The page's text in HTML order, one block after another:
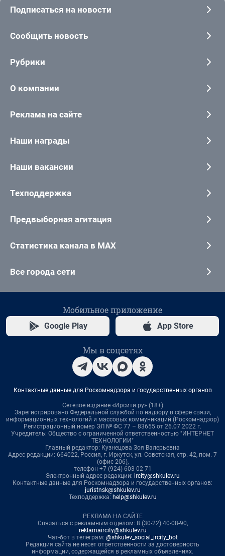
Подписаться на новости
Сообщить новость
Рубрики
О компании
Реклама на сайте
Наши награды
Наши вакансии
Техподдержка
Предвыборная агитация
Статистика канала в MAX
Все города сети
Мобильное приложение
Google Play App Store
Мы в соцсетях
Контактные данные для Роскомнадзора и государственных органов
Сетевое издание «Ирсити.ру» (18+)
Зарегистрировано Федеральной службой по надзору в сфере связи,
информационных технологий и массовых коммуникаций (Роскомнадзор)
Регистрационный номер ЭЛ № ФС 77 – 83655 от 26.07.2022 г.
Учредитель: Общество с ограниченной ответственностью "ИНТЕРНЕТ
ТЕХНОЛОГИИ"
Главный редактор: Кузнецова Зоя Валерьевна
Адрес редакции: 664022, Россия, г. Иркутск, ул. Советская, стр. 42, пом. 7
(офис 206),
телефон +7 (924) 603 02 71
Электронный адрес редакции: ircity@shkulev.ru
Контактные данные для Роскомнадзора и государственных органов:
juristnsk@shkulev.ru
Техподдержка: help@shkulev.ru
РЕКЛАМА НА САЙТЕ
Связаться с рекламным отделом: 8 (30-22) 40-08-90,
reklamaircity@shkulev.ru
Чат-бот в телеграм: @shkulev_social_ircity_bot
Редакция сайта не несет ответственности за достоверность
информации, содержащейся в рекламных объявлениях.